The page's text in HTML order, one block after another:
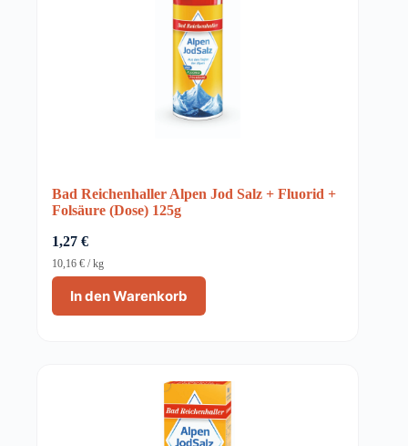
Bad Reichenhaller Alpen Jod Salz + Fluorid +
Folsäure (Dose) 125g
1,27 €
In den Warenkorb
10,16 € /kg